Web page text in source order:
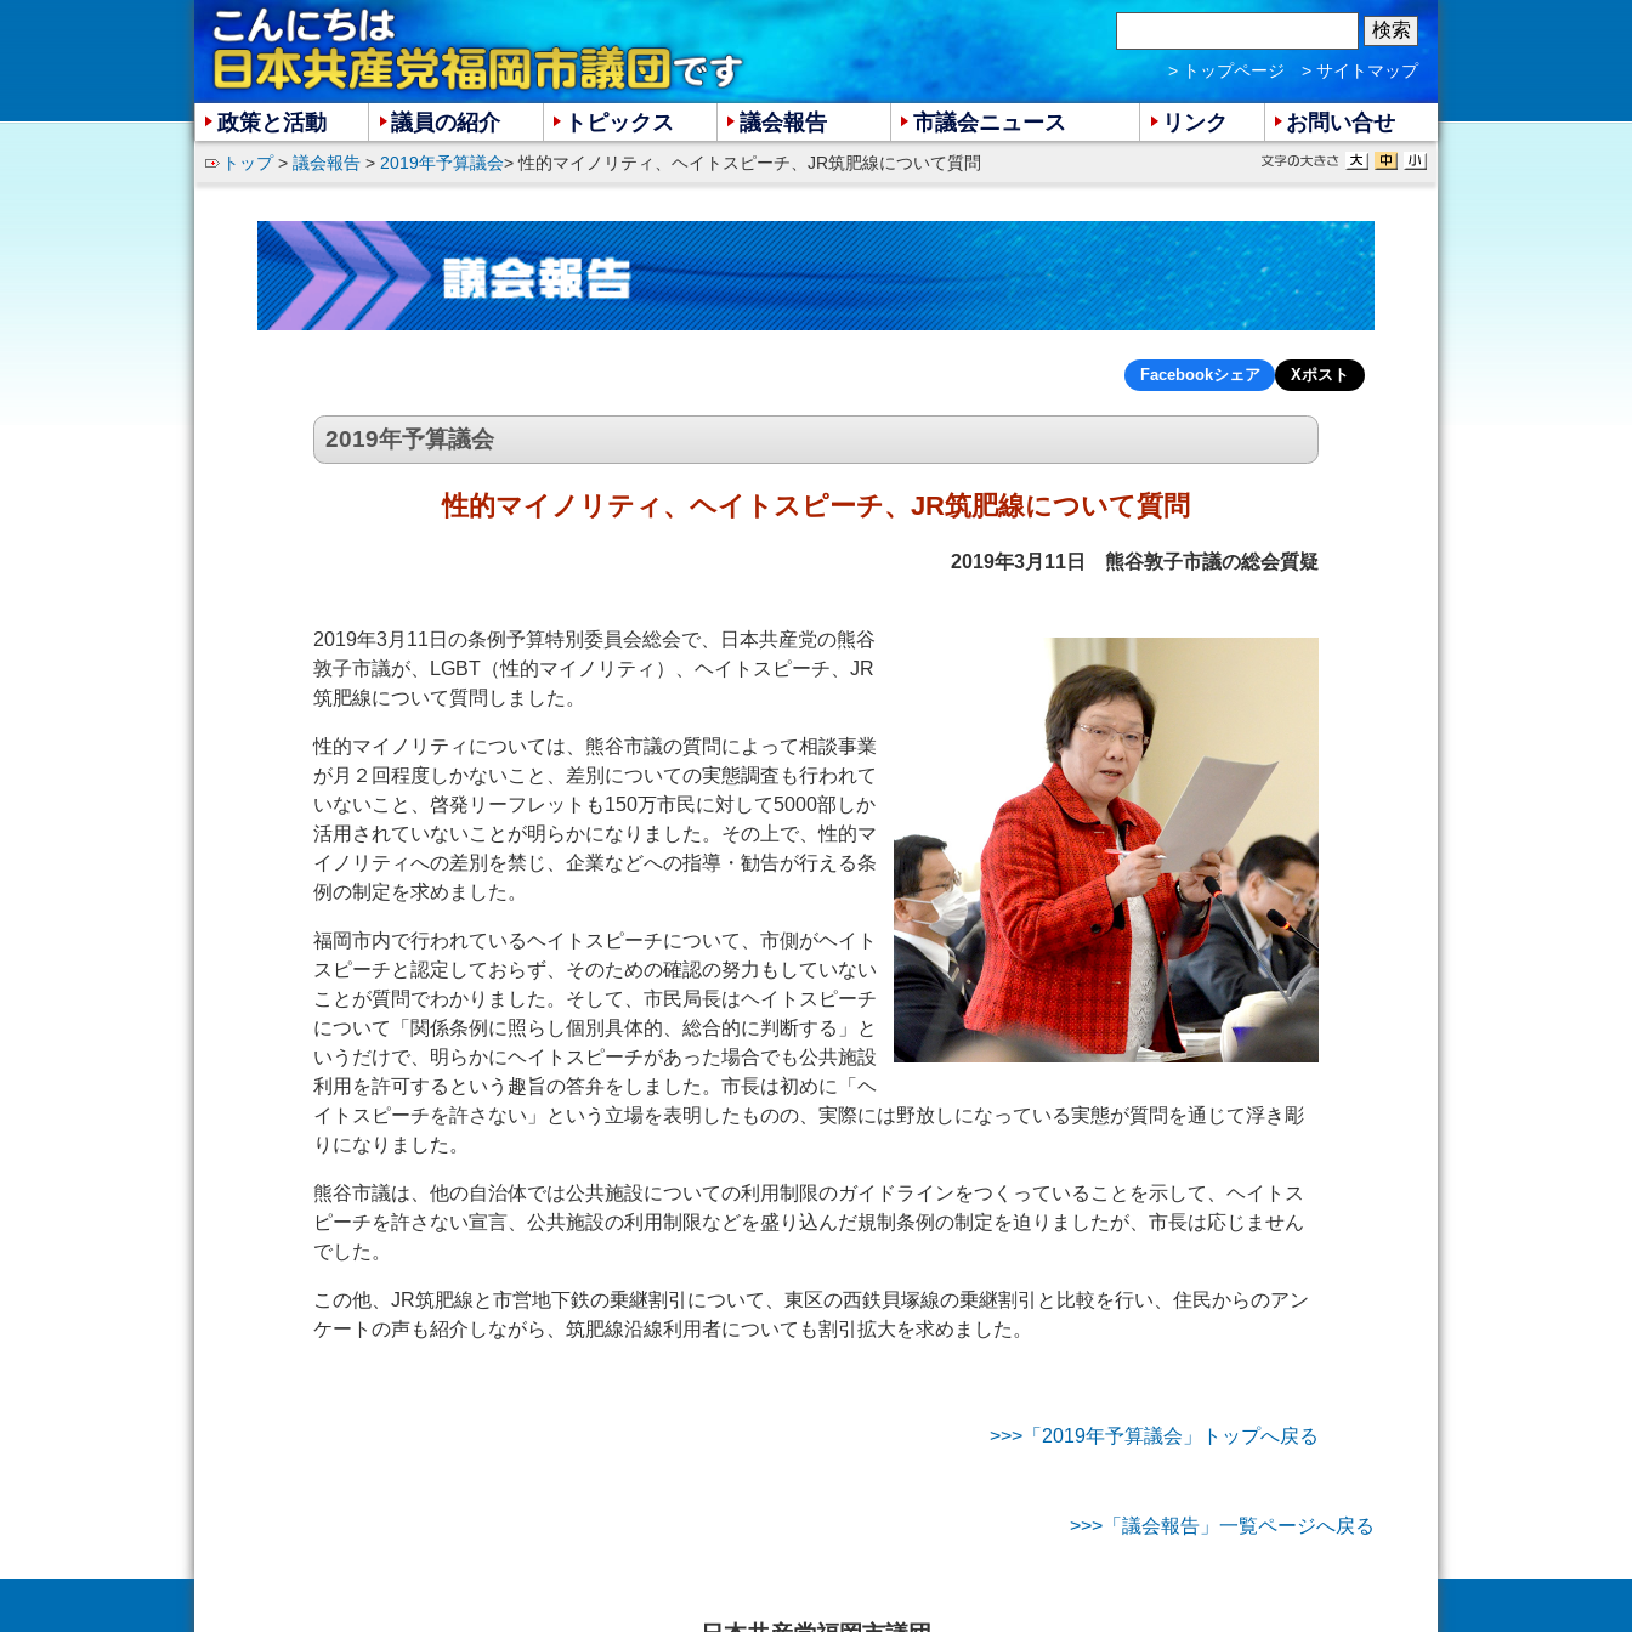
トップ> 議会報告 > 2019年予算議会> 性的マイノリティ、ヘイトスピーチ、JR筑肥線について質問
大 中 小
Facebookシェア Xポスト
2019年予算議会
性的マイノリティ、ヘイトスピーチ、JR筑肥線について質問
2019年3月11日 熊谷敦子市議の総会質疑
2019年3月11日の条例予算特別委員会総会で、日本共産党の熊谷
敦子市議が、LGBT（性的マイノリティ）、ヘイトスピーチ、JR
筑肥線について質問しました。
性的マイノリティについては、熊谷市議の質問によって相談事業
が月２回程度しかないこと、差別についての実態調査も行われて
いないこと、啓発リーフレットも150万市民に対して5000部しか
活用されていないことが明らかになりました。その上で、性的マ
イノリティへの差別を禁じ、企業などへの指導・勧告が行える条
例の制定を求めました。
福岡市内で行われているヘイトスピーチについて、市側がヘイト
スピーチと認定しておらず、そのための確認の努力もしていない
ことが質問でわかりました。そして、市民局長はヘイトスピーチ
について「関係条例に照らし個別具体的、総合的に判断する」と
いうだけで、明らかにヘイトスピーチがあった場合でも公共施設
利用を許可するという趣旨の答弁をしました。市長は初めに「ヘ
イトスピーチを許さない」という立場を表明したものの、実際には野放しになっている実態が質問を通じて浮き彫
りになりました。
熊谷市議は、他の自治体では公共施設についての利用制限のガイドラインをつくっていることを示して、ヘイトス
ピーチを許さない宣言、公共施設の利用制限などを盛り込んだ規制条例の制定を迫りましたが、市長は応じません
でした。
この他、JR筑肥線と市営地下鉄の乗継割引について、東区の西鉄貝塚線の乗継割引と比較を行い、住民からのアン
ケートの声も紹介しながら、筑肥線沿線利用者についても割引拡大を求めました。
>>>「2019年予算議会」トップへ戻る
>>>「議会報告」一覧ページへ戻る
政策と活動 議員の紹介 トピックス 議会報告 市議会ニュース リンク お問い合せ
> トップページ > サイトマップ